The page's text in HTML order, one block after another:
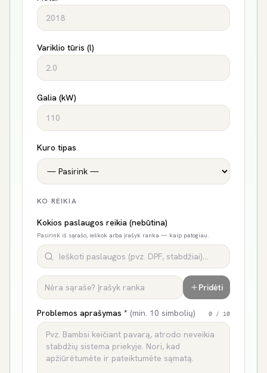
Variklio tūris (l)
Galia (kW)
Kuro tipas
KO REIKIA
Kokios paslaugos reikia (nebūtina)
Pasirink iš sąrašo, ieškok arba įrašyk ranka — kaip patogiau.
Pridėti
Problemos aprašymas * (min. 10 simbolių) 0 / 10